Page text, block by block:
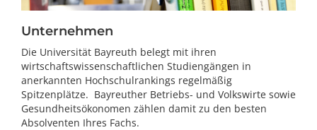
Unternehmen
Die Universität Bayreuth belegt mit ihren
wirtschaftswissenschaftlichen Studiengängen in
anerkannten Hochschulrankings regelmäßig
Spitzenplätze. Bayreuther Betriebs- und Volkswirte sowie
Gesundheitsökonomen zählen damit zu den besten
Absolventen Ihres Fachs.